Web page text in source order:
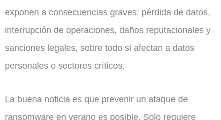
exponen a consecuencias graves: pérdida de datos,
interrupción de operaciones, daños reputacionales y
sanciones legales, sobre todo si afectan a datos
personales o sectores críticos.
La buena noticia es que prevenir un ataque de
ransomware en verano es posible. Solo requiere